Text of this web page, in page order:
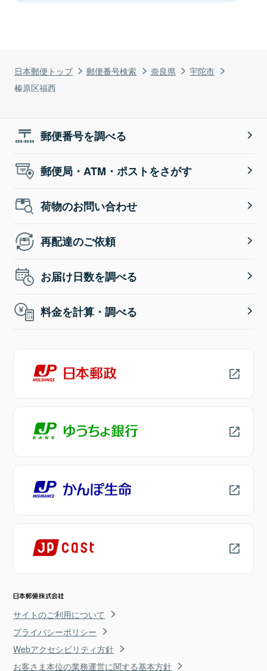
日本郵便トップ 郵便番号検索 奈良県
宇陀市
榛原区福西
郵便番号を調べる
郵便局・ATM・ポストをさがす
荷物のお問い合わせ
再配達のご依頼
お届け日数を調べる
料金を計算・調べる
サイトのご利用について
プライバシーポリシー
Webアクセシビリティ方針
お客さま本位の業務運営に関する基本方針